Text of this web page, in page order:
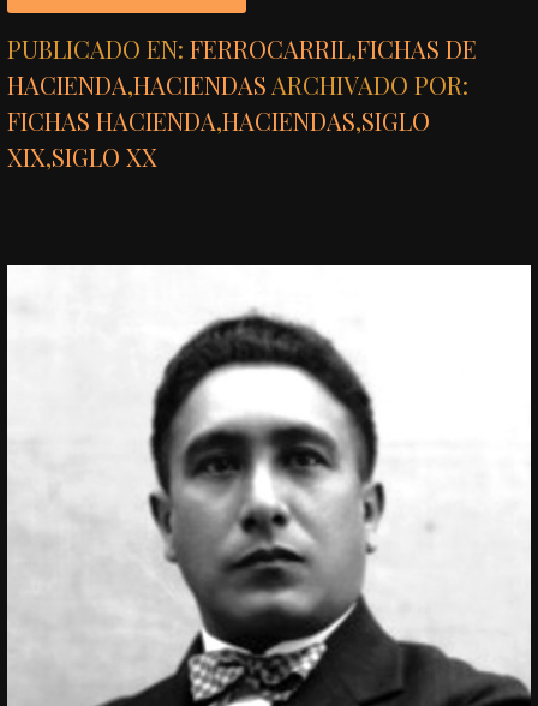
PUBLICADO EN:FERROCARRIL,FICHAS DE
HACIENDA,HACIENDAS ARCHIVADO POR:
FICHAS HACIENDA,HACIENDAS,SIGLO
XIX,SIGLO XX